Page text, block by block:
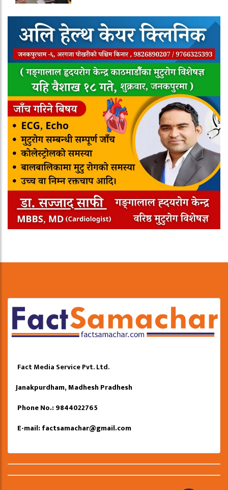
Fact Media Service Pvt. Ltd.
Janakpurdham, Madhesh Pradhesh
Phone No.: 9844022765
E-mail: factsamachar@gmail.com